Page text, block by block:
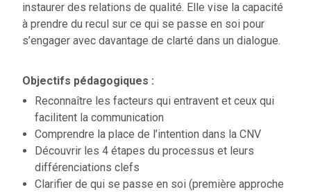
instaurer des relations de qualité. Elle vise la capacité
à prendre du recul sur ce qui se passe en soi pour
s’engager avec davantage de clarté dans un dialogue.
Objectifs pédagogiques :
Reconnaître les facteurs qui entravent et ceux qui
facilitent la communication
Comprendre la place de l’intention dans la CNV
Découvrir les 4 étapes du processus et leurs
différenciations clefs
Clarifier de qui se passe en soi (première approche